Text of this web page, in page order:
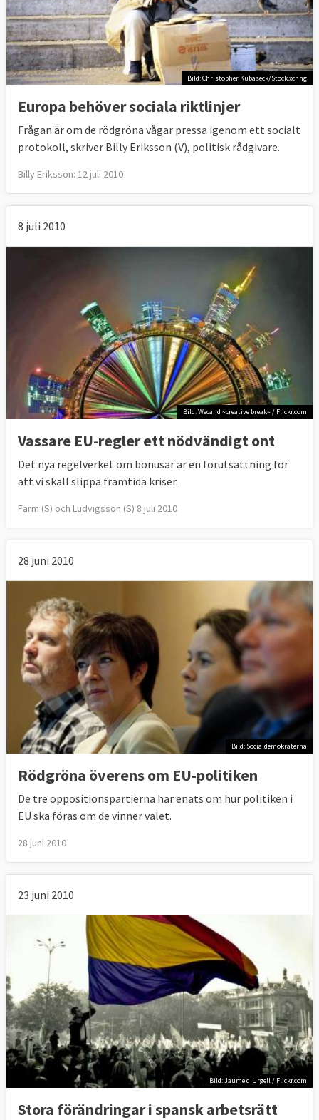
Bild: Christopher Kubaseck/Stock.xchng
Europa behöver sociala riktlinjer
Frågan är om de rödgröna vågar pressa igenom ett socialt
protokoll, skriver Billy Eriksson (V), politisk rådgivare.
Billy Eriksson: 12 juli 2010
8 juli 2010
Bild: Wecand ~creative break~ / Flickr.com
Vassare EU-regler ett nödvändigt ont
Det nya regelverket om bonusar är en förutsättning för
att vi skall slippa framtida kriser.
Färm (S) och Ludvigsson (S) 8 juli 2010
28 juni 2010
Bild: Socialdemokraterna
Rödgröna överens om EU-politiken
De tre oppositionspartierna har enats om hur politiken i
EU ska föras om de vinner valet.
28 juni 2010
23 juni 2010
Bild: Jaume d'Urgell / Flickr.com
Stora förändringar i spansk arbetsrätt